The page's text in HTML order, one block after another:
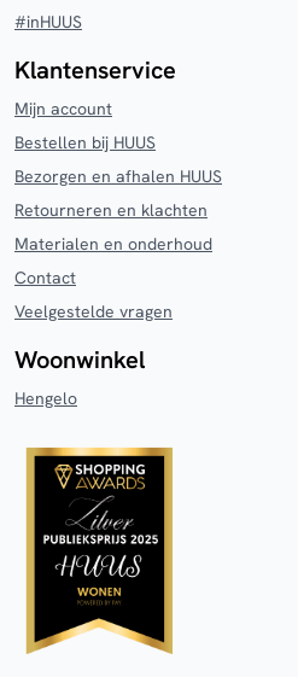
#inHUUS
Klantenservice
Mijn account
Bestellen bij HUUS
Bezorgen en afhalen HUUS
Retourneren en klachten
Materialen en onderhoud
Contact
Veelgestelde vragen
Woonwinkel
Hengelo